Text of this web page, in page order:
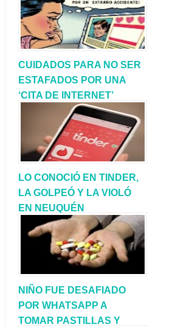
CUIDADOS PARA NO SER
ESTAFADOS POR UNA
‘CITA DE INTERNET’
LO CONOCIÓ EN TINDER,
LA GOLPEÓ Y LA VIOLÓ
EN NEUQUÉN
NIÑO FUE DESAFIADO
POR WHATSAPP A
TOMAR PASTILLAS Y